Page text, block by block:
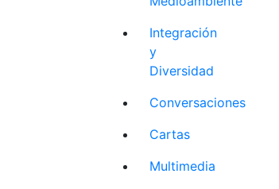
Integración
y
Diversidad
Conversaciones
Cartas
Multimedia